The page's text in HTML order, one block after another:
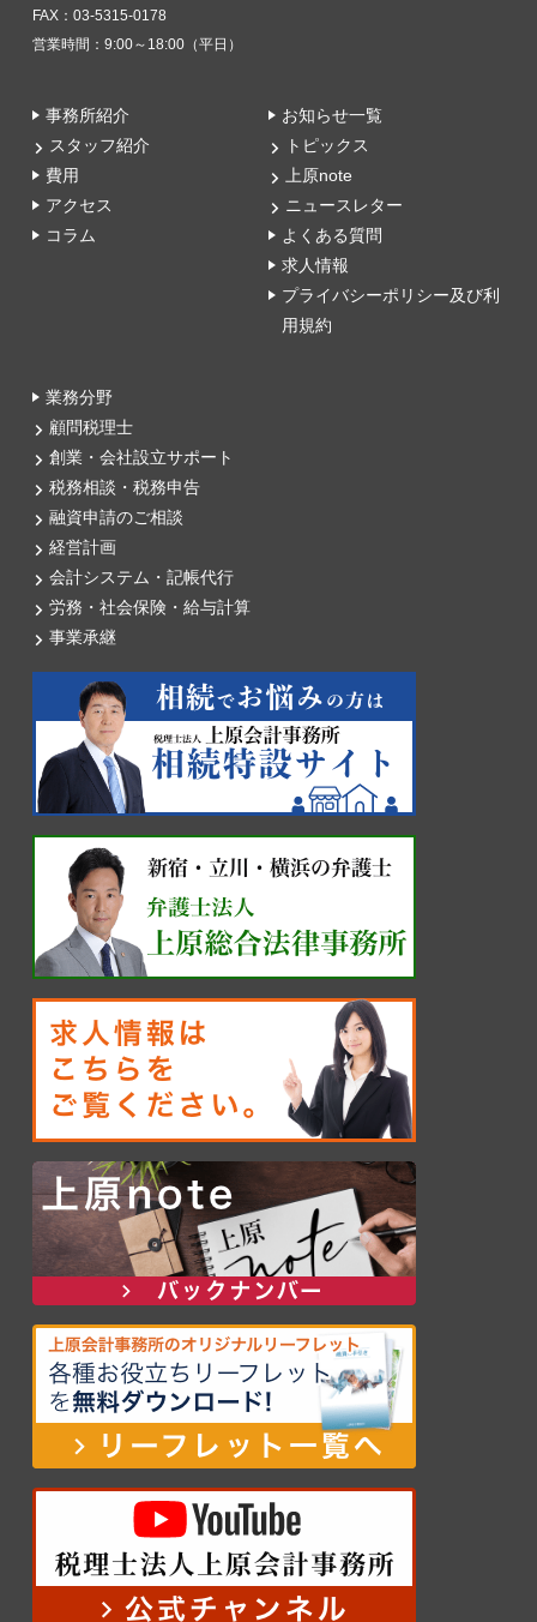
FAX：03-5315-0178
営業時間：9:00～18:00（平日）
事務所紹介
スタッフ紹介
費用
アクセス
コラム
お知らせ一覧
トピックス
上原note
ニュースレター
よくある質問
求人情報
プライバシーポリシー及び利
用規約
業務分野
顧問税理士
創業・会社設立サポート
税務相談・税務申告
融資申請のご相談
経営計画
会計システム・記帳代行
労務・社会保険・給与計算
事業承継